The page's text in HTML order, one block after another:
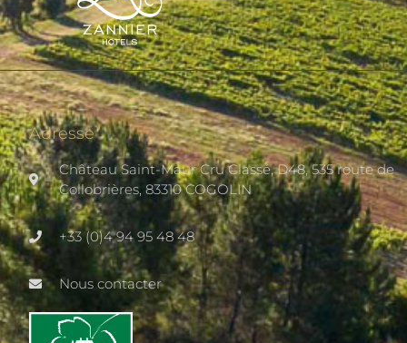
Adresse
Château Saint-Maur Cru Classé, D48, 535 route de
Collobrières, 83310 COGOLIN
+33 (0)4 94 95 48 48
Nous contacter